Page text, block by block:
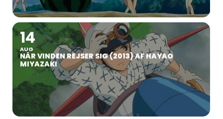
14
AUG
NÅR VINDEN REJSER SIG (2013) AF HAYAO
MIYAZAKI